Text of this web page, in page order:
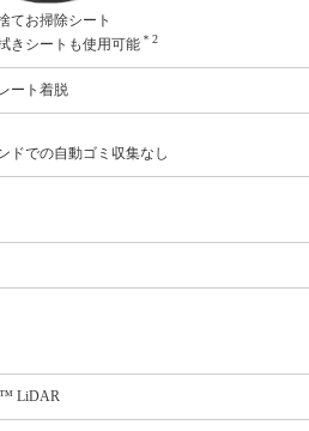
てお掃除シート
きシートも使用可能＊2
ート着脱
ドでの自動ゴミ収集なし
LiDAR